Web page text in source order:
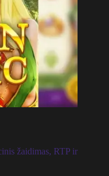
žaidimas, RTP ir